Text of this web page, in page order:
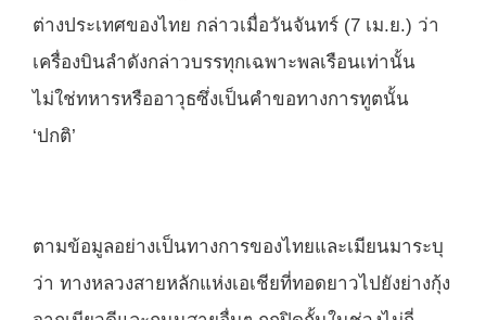
ต่างประเทศของไทย กล่าวเมื่อวันจันทร์ (7 เม.ย.) ว่า
เครื่องบินลำดังกล่าวบรรทุกเฉพาะพลเรือนเท่านั้น
ไม่ใช่ทหารหรืออาวุธซึ่งเป็นคำขอทางการทูตนั้น
‘ปกติ’
ตามข้อมูลอย่างเป็นทางการของไทยและเมียนมาระบุ
ว่า ทางหลวงสายหลักแห่งเอเชียที่ทอดยาวไปยังย่างกุ้ง